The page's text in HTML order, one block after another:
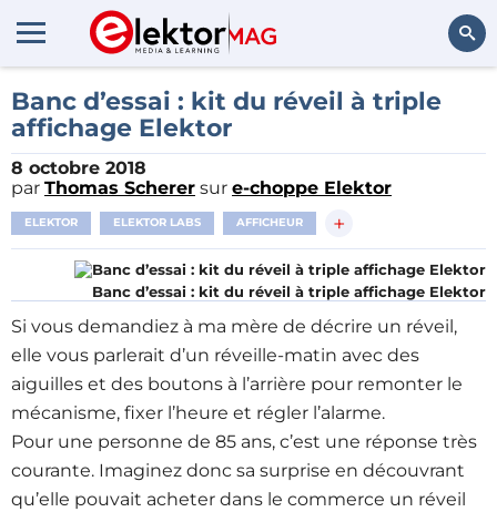
Rechercher
Banc d’essai : kit du réveil à triple
affichage Elektor
8 octobre 2018
par Thomas Scherer sur e-choppe Elektor
ELEKTOR ELEKTOR LABS AFFICHEUR +
Banc d’essai : kit du réveil à triple affichage Elektor
Si vous demandiez à ma mère de décrire un réveil,
elle vous parlerait d’un réveille-matin avec des
aiguilles et des boutons à l’arrière pour remonter le
mécanisme, fixer l’heure et régler l’alarme.
Pour une personne de 85 ans, c’est une réponse très
courante. Imaginez donc sa surprise en découvrant
qu’elle pouvait acheter dans le commerce un réveil